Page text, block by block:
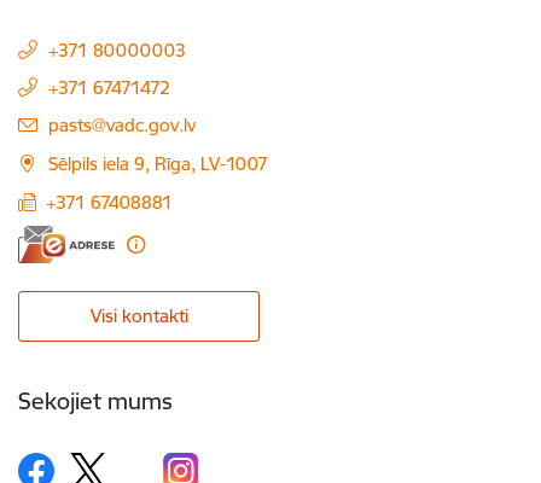
+371 80000003
+371 67471472
E-pasts:
pasts@vadc.gov.lv
Sēlpils iela 9, Rīga, LV-1007
+371 67408881
Visi kontakti
Sekojiet mums